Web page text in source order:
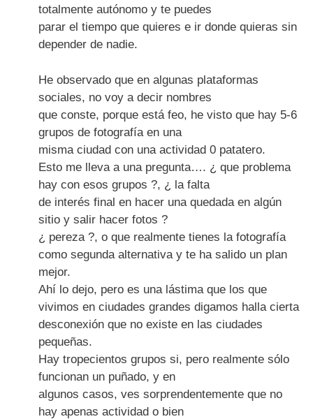
totalmente autónomo y te puedes
parar el tiempo que quieres e ir donde quieras sin
depender de nadie.
He observado que en algunas plataformas
sociales, no voy a decir nombres
que conste, porque está feo, he visto que hay 5-6
grupos de fotografía en una
misma ciudad con una actividad 0 patatero.
Esto me lleva a una pregunta…. ¿ que problema
hay con esos grupos ?, ¿ la falta
de interés final en hacer una quedada en algún
sitio y salir hacer fotos ?
¿ pereza ?, o que realmente tienes la fotografía
como segunda alternativa y te ha salido un plan
mejor.
Ahí lo dejo, pero es una lástima que los que
vivimos en ciudades grandes digamos halla cierta
desconexión que no existe en las ciudades
pequeñas.
Hay tropecientos grupos si, pero realmente sólo
funcionan un puñado, y en
algunos casos, ves sorprendentemente que no
hay apenas actividad o bien